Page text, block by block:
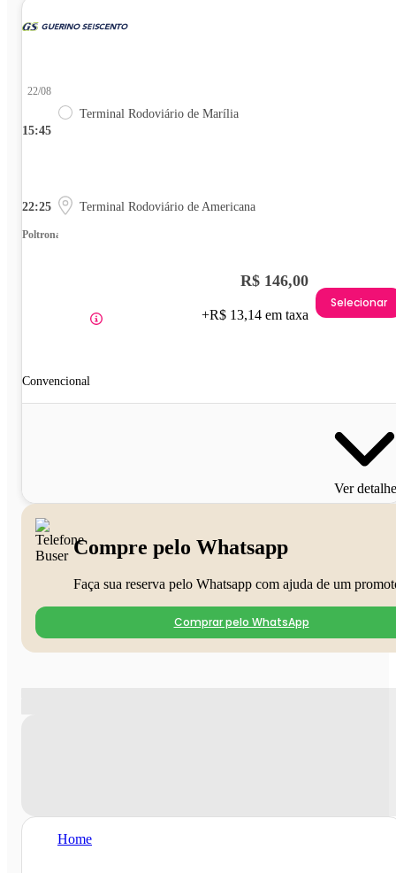
15:45
22/08
Terminal Rodoviário de Marília
22:25 Terminal Rodoviário de Americana
Poltrona
Convencional
R$ 146,00
+R$ 13,14 em taxa
Selecionar
Ver
Compre pelo Whatsapp
Faça sua reserva pelo Whatsapp com ajuda de um
Comprar pelo WhatsApp
Home